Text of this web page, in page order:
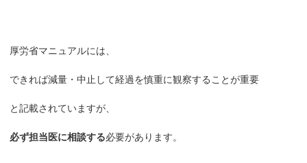
厚労省マニュアルには、
できれば減量・中止して経過を慎重に観察することが重要
と記載されていますが、
必ず担当医に相談する必要があります。